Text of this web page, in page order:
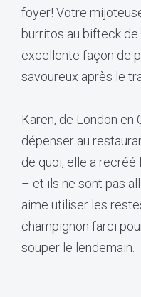
foyer! Votre
burritos au bifteck de
excellente façon de
savoureux après le
Karen, de London en
dépenser au
de quoi, elle a
– et ils ne sont pas
aime utiliser les
champignon farci
souper le lendemain.